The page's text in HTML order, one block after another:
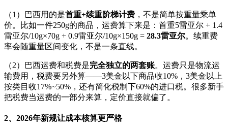
（1）巴西用的是首重+续重阶梯计费 ，不是简单按重量乘单
价。比如一件250g的商品，运费算下来是：首重5雷亚尔 + 1.4
雷亚尔/10g×70g + 0.9雷亚尔/10g×150g = 28.3雷亚尔。续重费
率会随重量区间变化，不是一条直线。
（2）巴西运费和税费是完全独立的两套账。运费只是物流运
输费用，税费要另外算——3美金以下商品收10%，3美金以上
按类目收17%~50%，还有简化税制下60%的进口税。很多新手
把税费当运费的一部分来算，定价直接就偏了。
2、2026年新规让成本核算更严格